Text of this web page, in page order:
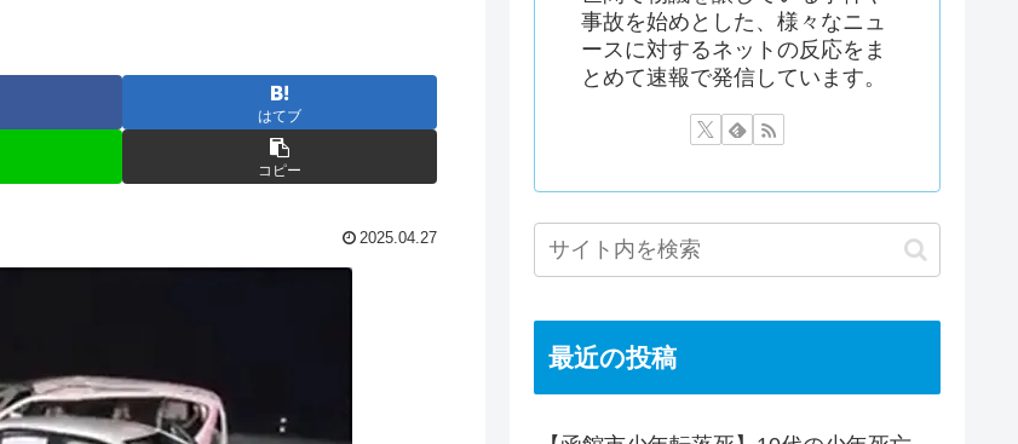
はてブ
コピー
2025.04.27
事故を始めとした、様々なニュ
ースに対するネットの反応をま
とめて速報で発信しています。
最近の投稿